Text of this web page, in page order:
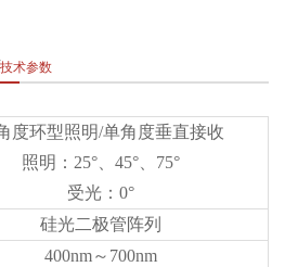
技术参数
度环型照明/单角度垂直接收
照明：25°、45°、75°
受光：0°
硅光二极管阵列
400nm～700nm